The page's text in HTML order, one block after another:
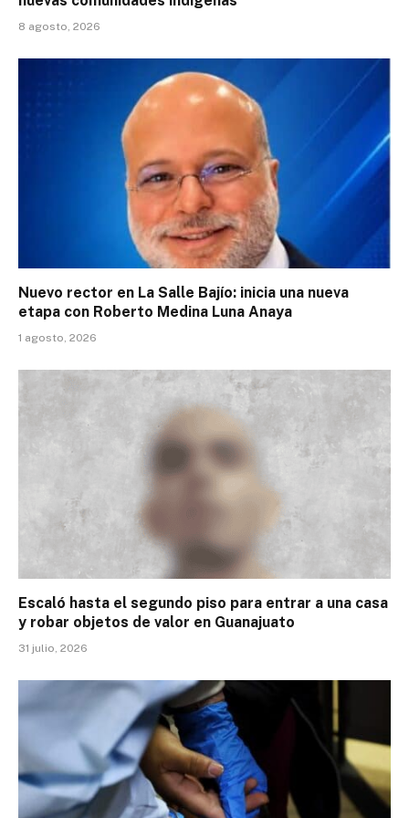
8 agosto, 2026
Nuevo rector en La Salle Bajío: inicia una nueva
etapa con Roberto Medina Luna Anaya
1 agosto, 2026
Escaló hasta el segundo piso para entrar a una casa
y robar objetos de valor en Guanajuato
31 julio, 2026